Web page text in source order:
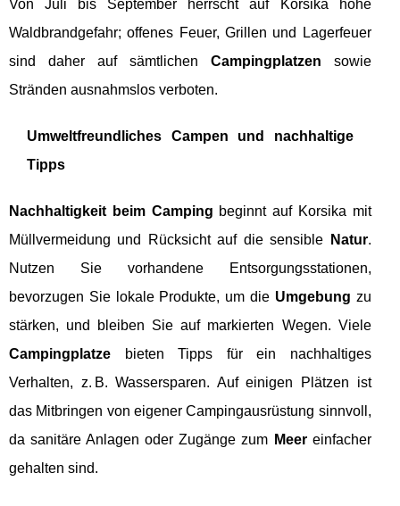
Von Juli bis September herrscht auf Korsika hohe
Waldbrandgefahr; offenes Feuer, Grillen und Lagerfeuer
sind daher auf sämtlichen Campingplatzen sowie
Stränden ausnahmslos verboten.
Umweltfreundliches Campen und nachhaltige
Tipps
Nachhaltigkeit beim Camping beginnt auf Korsika mit
Müllvermeidung und Rücksicht auf die sensible
Natur.
Nutzen Sie vorhandene Entsorgungsstationen,
bevorzugen Sie lokale Produkte, um die Umgebung zu
stärken, und bleiben Sie auf markierten Wegen. Viele
Campingplatze bieten Tipps für ein nachhaltiges
Verhalten, z. B. Wassersparen. Auf einigen Plätzen ist
das Mitbringen von eigener Campingausrüstung sinnvoll,
da sanitäre Anlagen oder Zugänge zum Meereinfacher
gehalten sind.